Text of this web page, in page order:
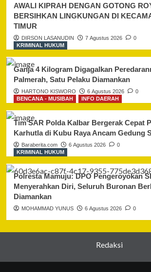
AWALI KIPRAH DENGAN GOTONG
BERSIHKAN LINGKUNGAN DI
TIMUR
DIRSON LASANUDIN 7 Agustus 2026
0
KRIMINAL HUKUM
Ganja 4 Kilogram Digagalkan
Palmerah, Satu Pelaku Diamankan
HARTONO KISWORO 6 Agustus 2026
0
BENCANA - MUSIBAH
INFO DAERAH
Tim SAR Polda Kalbar Bergerak Cepat
Karhutla di Kubu Raya Ancam Gedung
Baraberita.com 6 Agustus 2026
0
KRIMINAL HUKUM
Polresta Mamuju: DPO Pengeroyokan
Menyerahkan Diri, Seluruh Buronan
Diamankan
MOHAMMAD YUNUS 6 Agustus 2026 0
Redaksi